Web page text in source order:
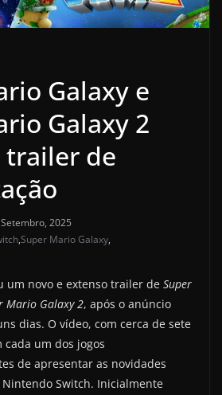
Galaxy e
Galaxy 2
trailer de
2025
,Super Mario Galaxy,
um novo e extenso trailer de Super
Mario Galaxy 2, após o anúncio
dias. O vídeo, com cerca de sete
cada um dos jogos
de apresentar as novidades
Switch. Inicialmente